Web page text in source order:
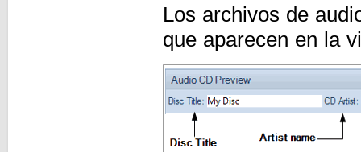
Los archivos de
que aparecen en la